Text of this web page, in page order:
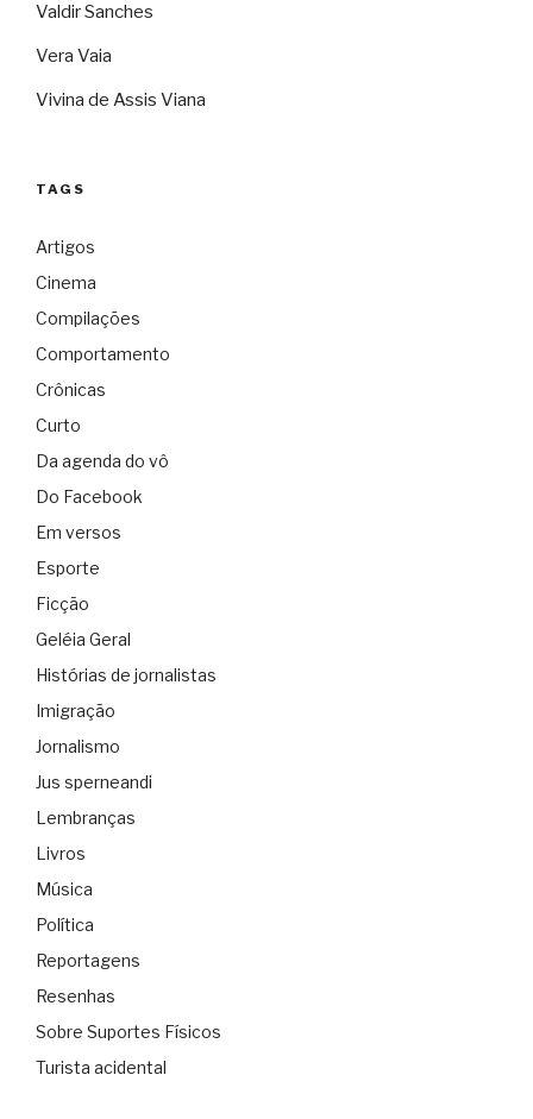
Valdir Sanches
Vera Vaia
Vivina de Assis Viana
TAGS
Artigos
Cinema
Compilações
Comportamento
Crônicas
Curto
Da agenda do vô
Do Facebook
Em versos
Esporte
Ficção
Geléia Geral
Histórias de jornalistas
Imigração
Jornalismo
Jus sperneandi
Lembranças
Livros
Música
Política
Reportagens
Resenhas
Sobre Suportes Físicos
Turista acidental